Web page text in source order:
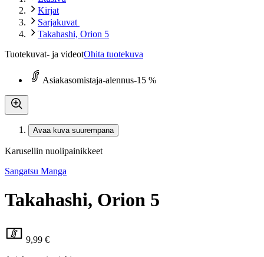
Kirjat
Sarjakuvat
Takahashi, Orion 5
Tuotekuvat- ja videotOhita tuotekuva
Asiakasomistaja-alennus-15 %
Avaa kuva suurempana
Karusellin nuolipainikkeet
Sangatsu Manga
Takahashi, Orion 5
9,99 €